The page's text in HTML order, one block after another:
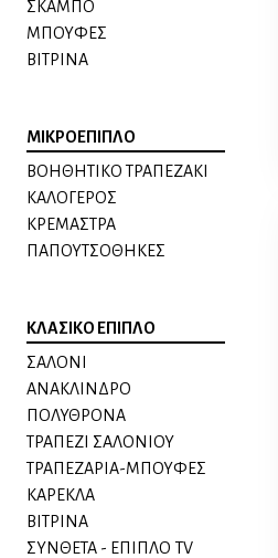
ΣΚΑΜΠΟ
ΜΠΟΥΦΕΣ
ΒΙΤΡΙΝΑ
ΜΙΚΡΟΕΠΙΠΛΟ
ΒΟΗΘΗΤΙΚΟ ΤΡΑΠΕΖΑΚΙ
ΚΑΛΟΓΕΡΟΣ
ΚΡΕΜΑΣΤΡΑ
ΠΑΠΟΥΤΣΟΘΗΚΕΣ
ΚΛΑΣΙΚΟ ΕΠΙΠΛΟ
ΣΑΛΟΝΙ
ΑΝΑΚΛΙΝΔΡΟ
ΠΟΛΥΘΡΟΝΑ
ΤΡΑΠΕΖΙ ΣΑΛΟΝΙΟΥ
ΤΡΑΠΕΖΑΡΙΑ-ΜΠΟΥΦΕΣ
ΚΑΡΕΚΛΑ
ΒΙΤΡΙΝΑ
ΣΥΝΘΕΤΑ - ΕΠΙΠΛΟ TV